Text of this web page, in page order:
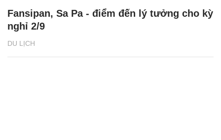
DU LỊCH
Fansipan, Sa Pa - điểm đến lý tưởng cho kỳ
nghỉ 2/9